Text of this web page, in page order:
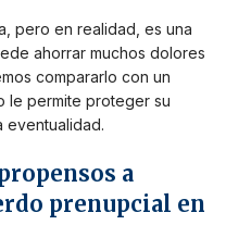
pero en realidad, es una
ahorrar muchos dolores
compararlo con un
le permite proteger su
eventualidad.
a
prenupcial en